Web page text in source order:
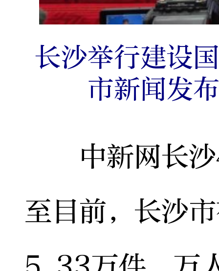
长沙举行建设
市新闻发
中新网长沙
至目前，长沙